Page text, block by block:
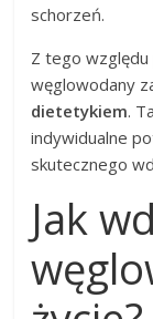
schorzeń.
Z tego
węglowodany
dietetykiem.
indywidualne
skutecznego
Jak